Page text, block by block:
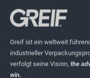
Greif ist ein weltweit
industrieller
verfolgt seine Vision, the
win.